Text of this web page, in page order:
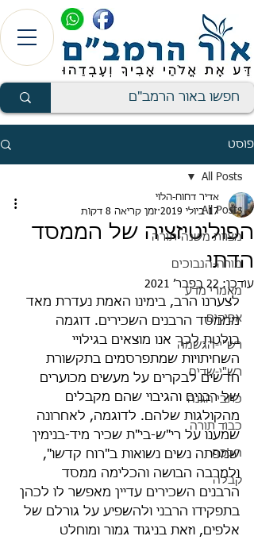
פוסט
All Posts
מצוות משנה-תורה
מורה-הנבוכים
מאמרי מדע
אפיקים
רש"י-הגשמה
רש"י-שדים
כתבי הגנה
כבוד תורה
הלכה
קבלה
All Posts
הפוליטיזציה של הממסד
הדתי
אדיר דחוח-הלוי
17 ביולי 2019
זמן קריאה 8 דקות
עודכן: 22 בפבר׳ 2021
לצערנו הרב, בימינו האמת נעדרת מאד
מממסד הרבנים השכירים. דוגמה
בולטת לכך אנו מוצאים בגילויי
השחיתויות שמתפרסמים בתקשורת
חדשים לבקרים על מעשים מכוערים
של רבנים והגיבוי שהם מקבלים
מהקולגות שלהם. לדוגמה, לאחרונה
שמענו על רי"ש-בי"ת שכיר מיד-בנימין
שמפתה נשים נשואות ב"רוח קדשו",
ולמרבה הבושה והכלימה ממסד
הרבנים השכירים עדיין מאפשר לו לכהן
בתפקידו הרבני ולהשפיע על גורלם של
אלפים, וזאת בניגוד גמור ומוחלט